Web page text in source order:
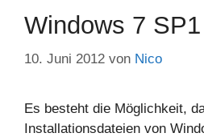
Windows 7
10. Juni 2012 von Nico
Es besteht die Möglichkeit,
Installationsdateien von